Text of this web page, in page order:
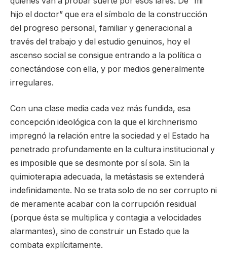
hijo el doctor” que era el símbolo de la construcción
del progreso personal, familiar y generacional a
través del trabajo y del estudio genuinos, hoy el
ascenso social se consigue entrando a la política o
conectándose con ella, y por medios generalmente
irregulares.
Con una clase media cada vez más fundida, esa
concepción ideológica con la que el kirchnerismo
impregnó la relación entre la sociedad y el Estado ha
penetrado profundamente en la cultura institucional y
es imposible que se desmonte por sí sola. Sin la
quimioterapia adecuada, la metástasis se extenderá
indefinidamente. No se trata solo de no ser corrupto ni
de meramente acabar con la corrupción residual
(porque ésta se multiplica y contagia a velocidades
alarmantes), sino de construir un Estado que la
combata explícitamente.